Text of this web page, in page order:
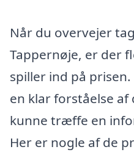
Når du overvejer
Tappernøje, er der
spiller ind på
en klar forståelse
kunne træffe en
Her er nogle af de